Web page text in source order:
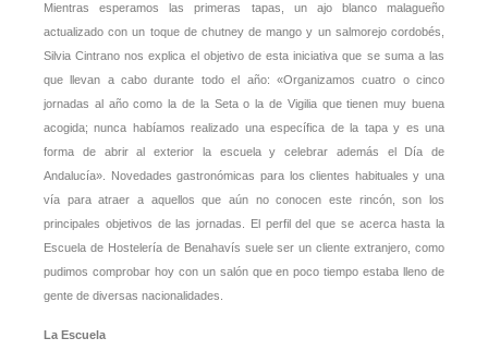
Mientras esperamos las primeras tapas, un ajo blanco malagueño
actualizado con un toque de chutney de mango y un salmorejo cordobés,
Silvia Cintrano nos explica el objetivo de esta iniciativa que se suma a las
que llevan a cabo durante todo el año: «Organizamos cuatro o cinco
jornadas al año como la de la Seta o la de Vigilia que tienen muy buena
acogida; nunca habíamos realizado una específica de la tapa y es una
forma de abrir al exterior la escuela y celebrar además el Día de
Andalucía». Novedades gastronómicas para los clientes habituales y una
vía para atraer a aquellos que aún no conocen este rincón, son los
principales objetivos de las jornadas. El perfil del que se acerca hasta la
Escuela de Hostelería de Benahavís suele ser un cliente extranjero, como
pudimos comprobar hoy con un salón que en poco tiempo estaba lleno de
gente de diversas nacionalidades.
La Escuela